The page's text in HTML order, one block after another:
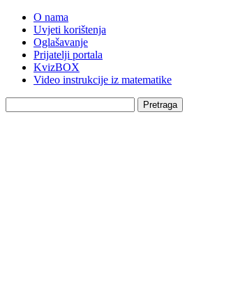
O nama
Uvjeti korištenja
Oglašavanje
Prijatelji portala
KvizBOX
Video instrukcije iz matematike
Pretraga